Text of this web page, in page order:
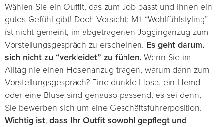
Wählen Sie ein Outfit, das zum Job passt und Ihnen ein
gutes Gefühl gibt! Doch Vorsicht: Mit “Wohlfühlstyling”
ist nicht gemeint, im abgetragenen Jogginganzug zum
Vorstellungsgespräch zu erscheinen. Es geht darum,
sich nicht zu “verkleidet” zu fühlen. Wenn Sie im
Alltag nie einen Hosenanzug tragen, warum dann zum
Vorstellungsgespräch? Eine dunkle Hose, ein Hemd
oder eine Bluse sind genauso passend, es sei denn,
Sie bewerben sich um eine Geschäftsführerposition.
Wichtig ist, dass Ihr Outfit sowohl gepflegt und